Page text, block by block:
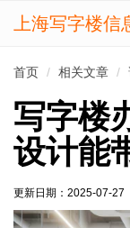
上海写字楼信
首页 相关文章
写字楼
设计能
更新日期： 2025-07-27